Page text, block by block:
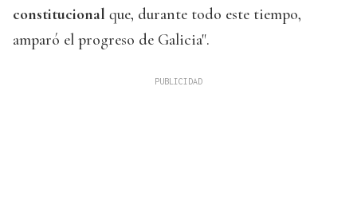
constitucional que, durante todo este tiempo,
amparó el progreso de Galicia".